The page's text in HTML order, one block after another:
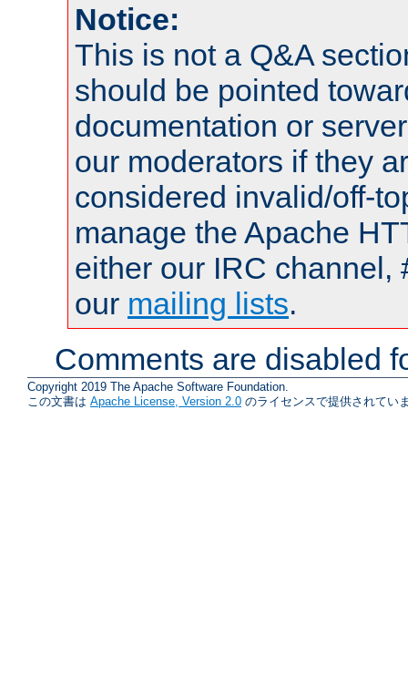
Notice:
This is not a Q&A
should be pointed
documentation or
our moderators if they
considered invalid/off-
manage the Apache
either our IRC channel,
our mailing lists.
Comments are disabled
Copyright 2019 The Apache Software Foundation.
この文書は Apache License, Version 2.0 のライセンスで提供されてい